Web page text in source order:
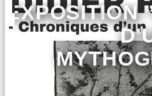
EXPOSITION